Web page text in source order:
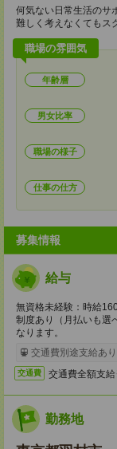
何気ない日常生活のサ
難しく考えなくてもス
職場の雰囲気
年齢層
男女比率
職場の様子
仕事の仕方
募集情報
給与
無資格未経験：時給
制度あり（月払いも選
なります。
交通費別途支給あり
交通費 交通費全額支
勤務地